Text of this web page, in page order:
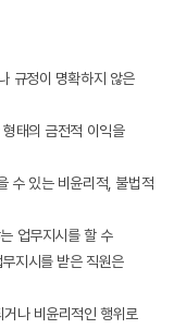
규정이 명확하지 않은
태의 금전적 이익을
수 있는 비윤리적, 불법적
업무지시를 할 수
지시를 받은 직원은
나 비윤리적인 행위로